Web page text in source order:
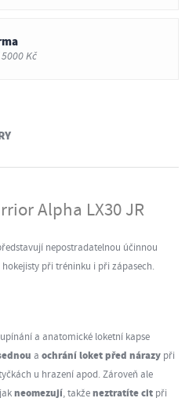
Kč
Alpha LX30 JR
nepostradatelnou účinnou
při tréninku i při zápasech.
a anatomické loketní kapse
aochrání loket před nárazy při
u hrazení apod. Zároveň ale
neomezují, takženeztratíte cit při